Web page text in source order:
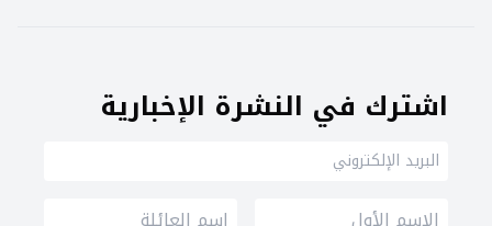
اشترك في النشرة الإخبارية